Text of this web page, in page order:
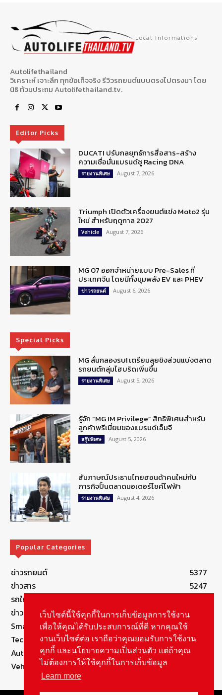
Local Informations
Autolifethailand
วิเคราะห์ เจาะลึก ทุกข้อเท็จจริง รีวิวรถยนต์แบบตรงไปตรงมา โดย
นิธิ ท้วมประถม Autolifethailand.tv.
Editor Picks
DUCATI ปรับกลยุทธ์การสื่อสาร-สร้าง
ความเชื่อมั่นแบรนด์ชู Racing DNA
รายงานพิเศษ August 7, 2026
Triumph เปิดตัวเครื่องยนต์แข่ง Moto2 รุ่น
ใหม่ สำหรับฤดูกาล 2027
Vehicle August 7, 2026
MG 07 ออกจำหน่ายแบบ Pre-Sales ที่
ประเทศจีน โดยมีทั้งขุมพลัง EV และ PHEV
ข่าวรถยนต์ August 6, 2026
Special Picks
MG ลั่นกลองรบ! เตรียมลุยชิงส่วนแบ่งตลาด
รถยนต์กลุ่มไฮบริดเพิ่มขึ้น
รายงานพิเศษ August 5, 2026
รู้จัก “MG IM Privilege” สิทธิพิเศษสำหรับ
ลูกค้าพรีเมี่ยมของแบรนด์เอ็มจี
สกู๊ปพิเศษ August 5, 2026
สัมภาษณ์ประธานไทยฮอนด้าคนใหม่กับ
ภารกิจปั้นตลาดมอเตอร์ไซค์ไฟฟ้า
รายงานพิเศษ August 4, 2026
Popular Categories
ข่าวรถยนต์
5377
ข่าวสาร
5247
รถใหม่
ข่าวประชาสัมพันธ์
Smart Life
Technology
Autolife Lifestyle
Vehicle
เว็บไซต์นี้ใช้คุกกี้ในการเก็บข้อมูลการใช้งาน
เพื่อให้คุณได้รับประสบการณ์ที่ดี หากคุณใช้
งานเว็บไซต์ต่อ เราถือว่าคุณยอมรับการใช้งาน
คุกกี้ และนโยบายความเป็นส่วนตัว แต่ถ้าคุณ
ไม่ต้องการให้ใช้คุกกี้ในการเก็บข้อมูล
Learn more